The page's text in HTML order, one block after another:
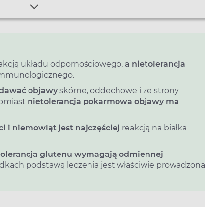
układu odpornościowego, a nietolerancja
objawy skórne, oddechowe i ze strony
nietolerancja pokarmowa objawy ma
i niemowląt jest najczęściej reakcją na białka
glutenu wymagają odmiennej
podstawą leczenia jest właściwie prowadzona